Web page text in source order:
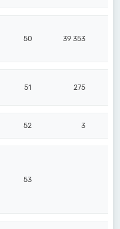
50 39 353
51 275
52 3
53